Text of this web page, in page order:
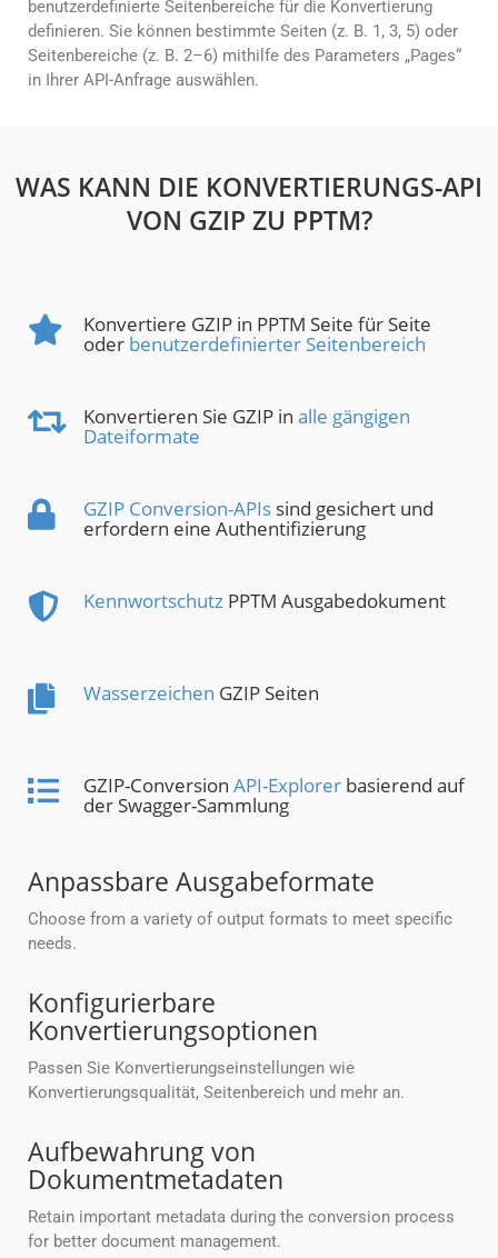
benutzerdefinierte Seitenbereiche für die Konvertierung
definieren. Sie können bestimmte Seiten (z. B. 1, 3, 5) oder
Seitenbereiche (z. B. 2–6) mithilfe des Parameters „Pages“
in Ihrer API-Anfrage auswählen.
WAS KANN DIE KONVERTIERUNGS-API
VON GZIP ZU PPTM?
Konvertiere GZIP in PPTM Seite für Seite
oder benutzerdefinierter Seitenbereich
Konvertieren Sie GZIP in alle gängigen
Dateiformate
GZIP Conversion-APIs sind gesichert und
erfordern eine Authentifizierung
Kennwortschutz PPTM Ausgabedokument
Wasserzeichen GZIP Seiten
GZIP-Conversion API-Explorer basierend auf
der Swagger-Sammlung
Anpassbare Ausgabeformate
Choose from a variety of output formats to meet specific
needs.
Konfigurierbare
Konvertierungsoptionen
Passen Sie Konvertierungseinstellungen wie
Konvertierungsqualität, Seitenbereich und mehr an.
Aufbewahrung von
Dokumentmetadaten
Retain important metadata during the conversion process
for better document management.